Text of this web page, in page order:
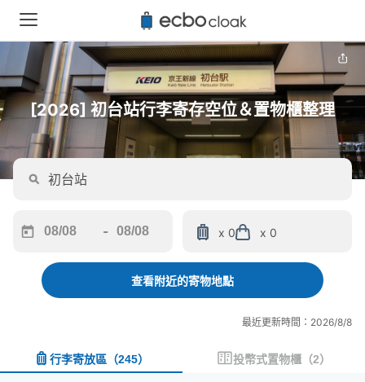
[2026] 初台站行李寄存空位＆置物櫃整理
forward
interact
and
-
backward
interact
and
x 0 x 0
查看附近的寄物地點
最近更新時間：2026/8/8
行李寄放區 （245） 投幣式置物櫃 （2）